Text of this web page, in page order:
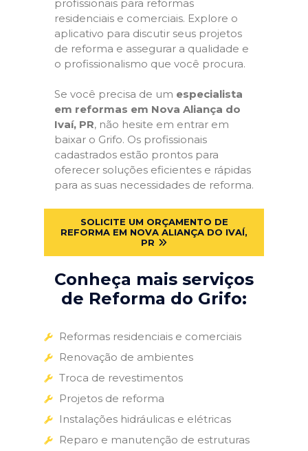
profissionais para reformas
residenciais e comerciais. Explore o
aplicativo para discutir seus projetos
de reforma e assegurar a qualidade e
o profissionalismo que você procura.
Se você precisa de um especialista
em reformas em Nova Aliança do
Ivaí, PR, não hesite em entrar em
baixar o Grifo. Os profissionais
cadastrados estão prontos para
oferecer soluções eficientes e rápidas
para as suas necessidades de reforma.
SOLICITE UM ORÇAMENTO DE
REFORMA EM NOVA ALIANÇA DO IVAÍ,
PR
Conheça mais serviços
de Reforma do Grifo:
Reformas residenciais e comerciais
Renovação de ambientes
Troca de revestimentos
Projetos de reforma
Instalações hidráulicas e elétricas
Reparo e manutenção de estruturas